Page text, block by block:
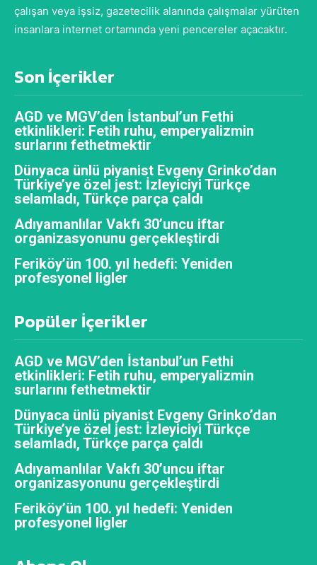
çalışan veya işsiz, gazetecilik alanında çalışmalar yürüten
insanlara internet ortamında yeni pencereler açacaktır.
Son İçerikler
AGD ve MGV’den İstanbul’un Fethi
etkinlikleri: Fetih ruhu, emperyalizmin
surlarını fethetmektir
Dünyaca ünlü piyanist Evgeny Grinko’dan
Türkiye’ye özel jest: İzleyiciyi Türkçe
selamladı, Türkçe parça çaldı
Adıyamanlılar Vakfı 30’uncu iftar
organizasyonunu gerçekleştirdi
Feriköy’ün 100. yıl hedefi: Yeniden
profesyonel ligler
Popüler İçerikler
AGD ve MGV’den İstanbul’un Fethi
etkinlikleri: Fetih ruhu, emperyalizmin
surlarını fethetmektir
Dünyaca ünlü piyanist Evgeny Grinko’dan
Türkiye’ye özel jest: İzleyiciyi Türkçe
selamladı, Türkçe parça çaldı
Adıyamanlılar Vakfı 30’uncu iftar
organizasyonunu gerçekleştirdi
Feriköy’ün 100. yıl hedefi: Yeniden
profesyonel ligler